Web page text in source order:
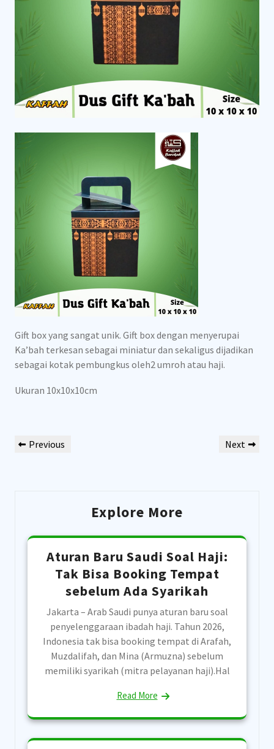
Gift box yang sangat unik. Gift box dengan menyerupai
Ka’bah terkesan sebagai miniatur dan sekaligus dijadikan
sebagai kotak pembungkus oleh2 umroh atau haji.
Ukuran 10x10x10cm
navigation
Previous
Previous
Next
Next
Explore More
Aturan Baru Saudi Soal Haji:
Tak Bisa Booking Tempat
sebelum Ada Syarikah
Jakarta – Arab Saudi punya aturan baru soal
penyelenggaraan ibadah haji. Tahun 2026,
Indonesia tak bisa booking tempat di Arafah,
Muzdalifah, dan Mina (Armuzna) sebelum
memiliki syarikah (mitra pelayanan haji).Hal
Read More